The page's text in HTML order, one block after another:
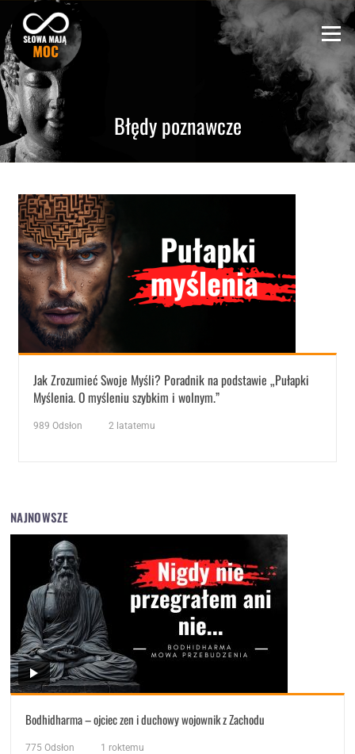
content
Menu
Błędy poznawcze
Jak Zrozumieć Swoje Myśli? Poradnik na podstawie „Pułapki
Myślenia. O myśleniu szybkim i wolnym.”
989 Odsłon 2 latatemu
NAJNOWSZE
Bodhidharma – ojciec zen i duchowy wojownik z Zachodu
775 Odsłon 1 roktemu